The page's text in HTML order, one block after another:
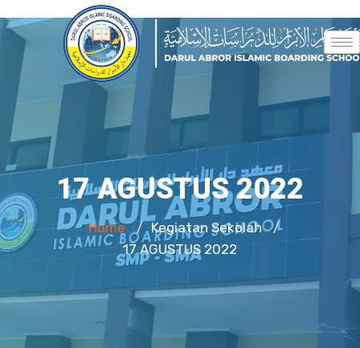
17 AGUSTUS 2022
Home / Kegiatan Sekolah /
17 AGUSTUS 2022